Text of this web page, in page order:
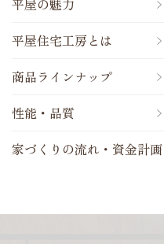
平屋の魅力
平屋住宅工房とは
商品ラインナップ
性能・品質
家づくりの流れ・資金計画